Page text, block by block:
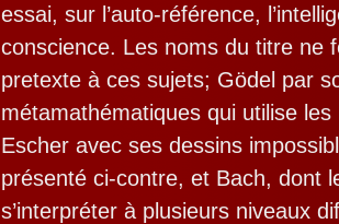
essai, sur l’auto-référence,
conscience. Les noms du titre ne
pretexte à ces sujets; Gödel par
métamathématiques qui utilise
Escher avec ses dessins
présenté ci-contre, et Bach, dont
s’interpréter à plusieurs niveaux